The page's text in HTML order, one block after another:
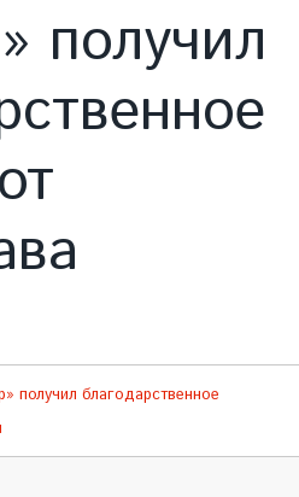
получил
получил благодарственное